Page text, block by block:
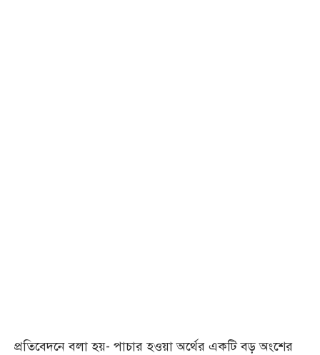
প্রতিবেদনে বলা হয়- পাচার হওয়া অর্থের একটি বড় অংশের